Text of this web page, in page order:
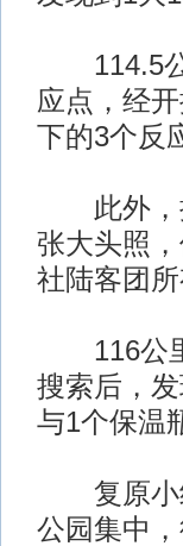
114.5公
应点，经
下的3个反
此外，搜
张大头照
社陆客团所
116公里
搜索后，
与1个保温
复原小组
公园集中